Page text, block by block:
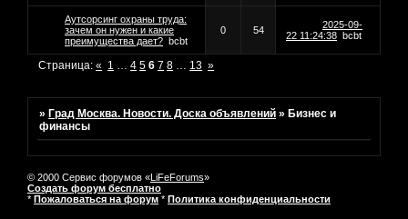
Аутсорсинг охраны труда:
зачем он нужен и какие
преимущества дает? bcbt
0 54
2025-09-
22 11:24:38 bcbt
Страница:« 1 … 4 5 6 7 8 … 13 »
»Град Москва. Новости. Доска объявлений »Бизнес и
финансы
© 2000 Сервис форумов «LiFeForums»
Создать форум бесплатно
* Пожаловаться на форум * Политика конфиденциальности